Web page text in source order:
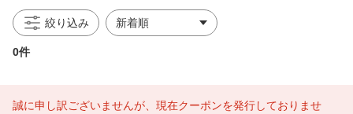
絞り込み
0件
誠に申し訳ございませんが、現在クーポンを発行しておりませ